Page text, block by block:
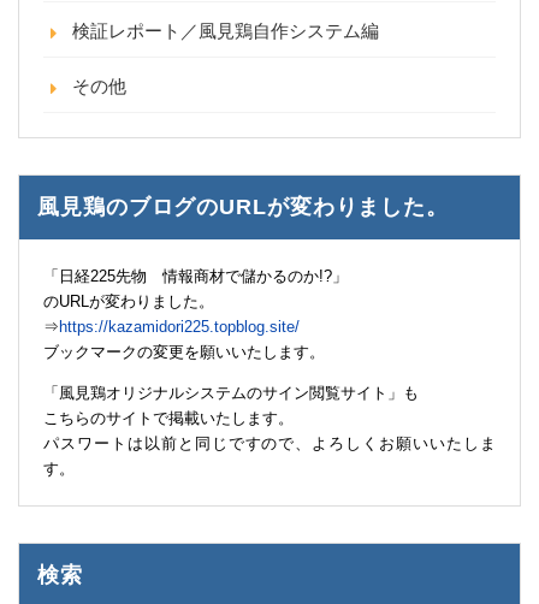
検証レポート／風見鶏自作システム編
その他
風見鶏のブログのURLが変わりました。
「日経225先物 情報商材で儲かるのか!?」
のURLが変わりました。
⇒ https://kazamidori225.topblog.site/
ブックマークの変更を願いいたします。
「風見鶏オリジナルシステムのサイン閲覧サイト」も
こちらのサイトで掲載いたします。
パスワートは以前と同じですので、よろしくお願いいたしま
す。
検索